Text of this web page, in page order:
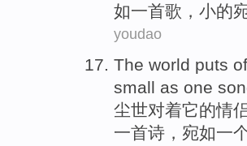
如一首歌，小的
youdao
The world puts
small as one
尘世对着它的情
一首诗，宛如一